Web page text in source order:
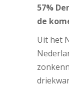
57%
de
Uit het